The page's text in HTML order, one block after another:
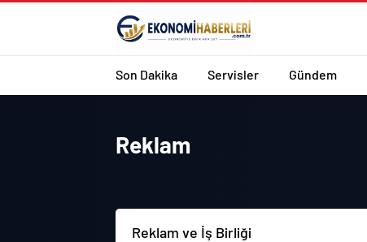
Son Dakika Servisler Gündem
Reklam
Reklam ve İş Birliği